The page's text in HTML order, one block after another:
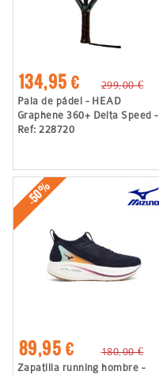
134,95 €
299,00 €
Pala de pádel - HEAD
Graphene 360+ Delta Speed -
Ref: 228720
-50%
89,95 €
180,00 €
Zapatilla running hombre -